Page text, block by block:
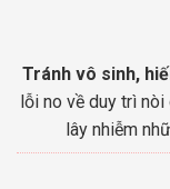
Tránh vô sinh,
lỗi no về duy trì
lây nhiễm